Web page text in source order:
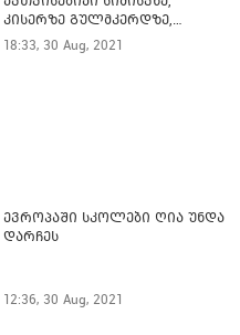
კისერზე გულმკერდზე,
ლავიწებზე, 20 ივლისიდან
დაიწყეს ქიმიებით
18:33, 30 Aug, 2021
ევროპაში სკოლები ღია უნდა
დარჩეს
12:36, 30 Aug, 2021